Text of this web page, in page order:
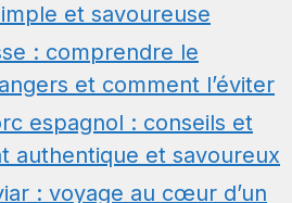
et savoureuse
: comprendre le
et comment l’éviter
espagnol : conseils et
authentique et savoureux
: voyage au cœur d’un